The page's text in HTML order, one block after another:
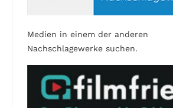
Medien in einem der anderen
Nachschlagewerke suchen.